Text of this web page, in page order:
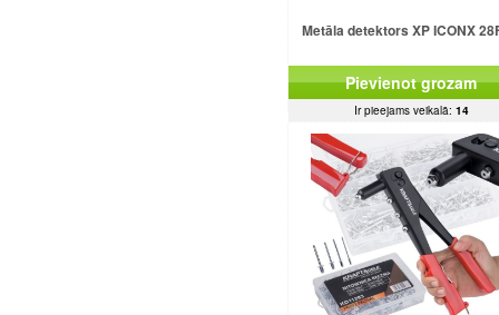
Metāla detektors XP ICONX
Pievienot grozam
Ir pieejams veikalā: 14